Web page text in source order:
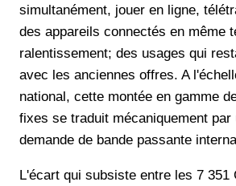
simultanément, jouer en ligne,
des appareils connectés en même
ralentissement; des usages qui
avec les anciennes offres. A
national, cette montée en gamme
fixes se traduit mécaniquement par
demande de bande passante
L'écart qui subsiste entre les 7 351